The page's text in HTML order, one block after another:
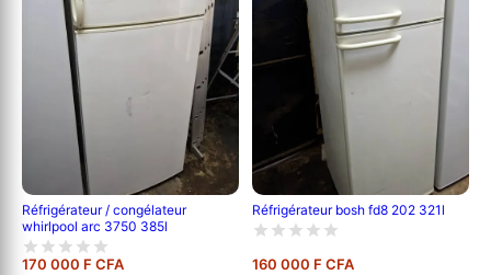
Réfrigérateur / congélateur
whirlpool arc 3750 385l
170 000 F CFA
Réfrigérateur bosh fd8 202 321l
160 000 F CFA